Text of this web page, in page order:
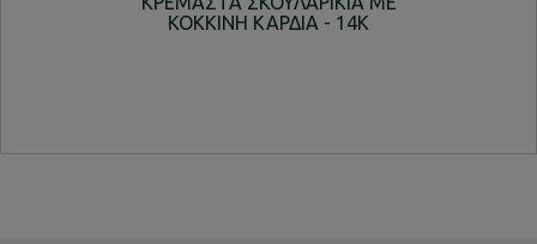
ΚΟΚΚΙΝΗ ΚΑΡΔΙΑ - 14K